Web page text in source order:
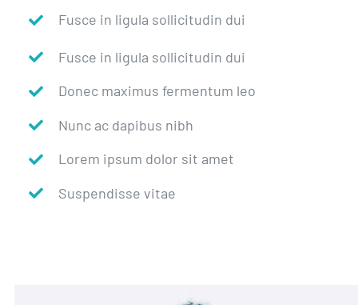
Fusce in ligula sollicitudin dui
Fusce in ligula sollicitudin dui
Donec maximus fermentum leo
Nunc ac dapibus nibh
Lorem ipsum dolor sit amet
Suspendisse vitae